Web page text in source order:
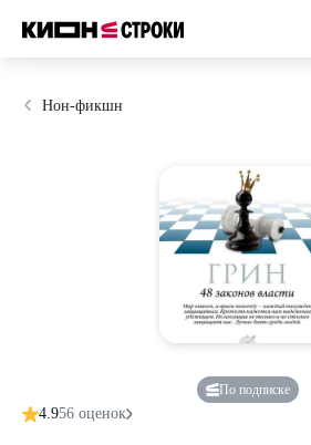
Нон-фикшн
По подписке
4.956 оценок